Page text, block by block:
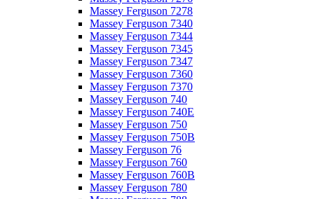
Massey Ferguson 7278
Massey Ferguson 7340
Massey Ferguson 7344
Massey Ferguson 7345
Massey Ferguson 7347
Massey Ferguson 7360
Massey Ferguson 7370
Massey Ferguson 740
Massey Ferguson 740E
Massey Ferguson 750
Massey Ferguson 750B
Massey Ferguson 76
Massey Ferguson 760
Massey Ferguson 760B
Massey Ferguson 780